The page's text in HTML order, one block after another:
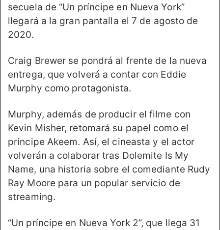
secuela de “Un príncipe en Nueva York”
llegará a la gran pantalla el 7 de agosto de
2020.
Craig Brewer se pondrá al frente de la nueva
entrega, que volverá a contar con Eddie
Murphy como protagonista.
Murphy, además de producir el filme con
Kevin Misher, retomará su papel como el
príncipe Akeem. Así, el cineasta y el actor
volverán a colaborar tras Dolemite Is My
Name, una historia sobre el comediante Rudy
Ray Moore para un popular servicio de
streaming.
“Un príncipe en Nueva York 2”, que llega 31